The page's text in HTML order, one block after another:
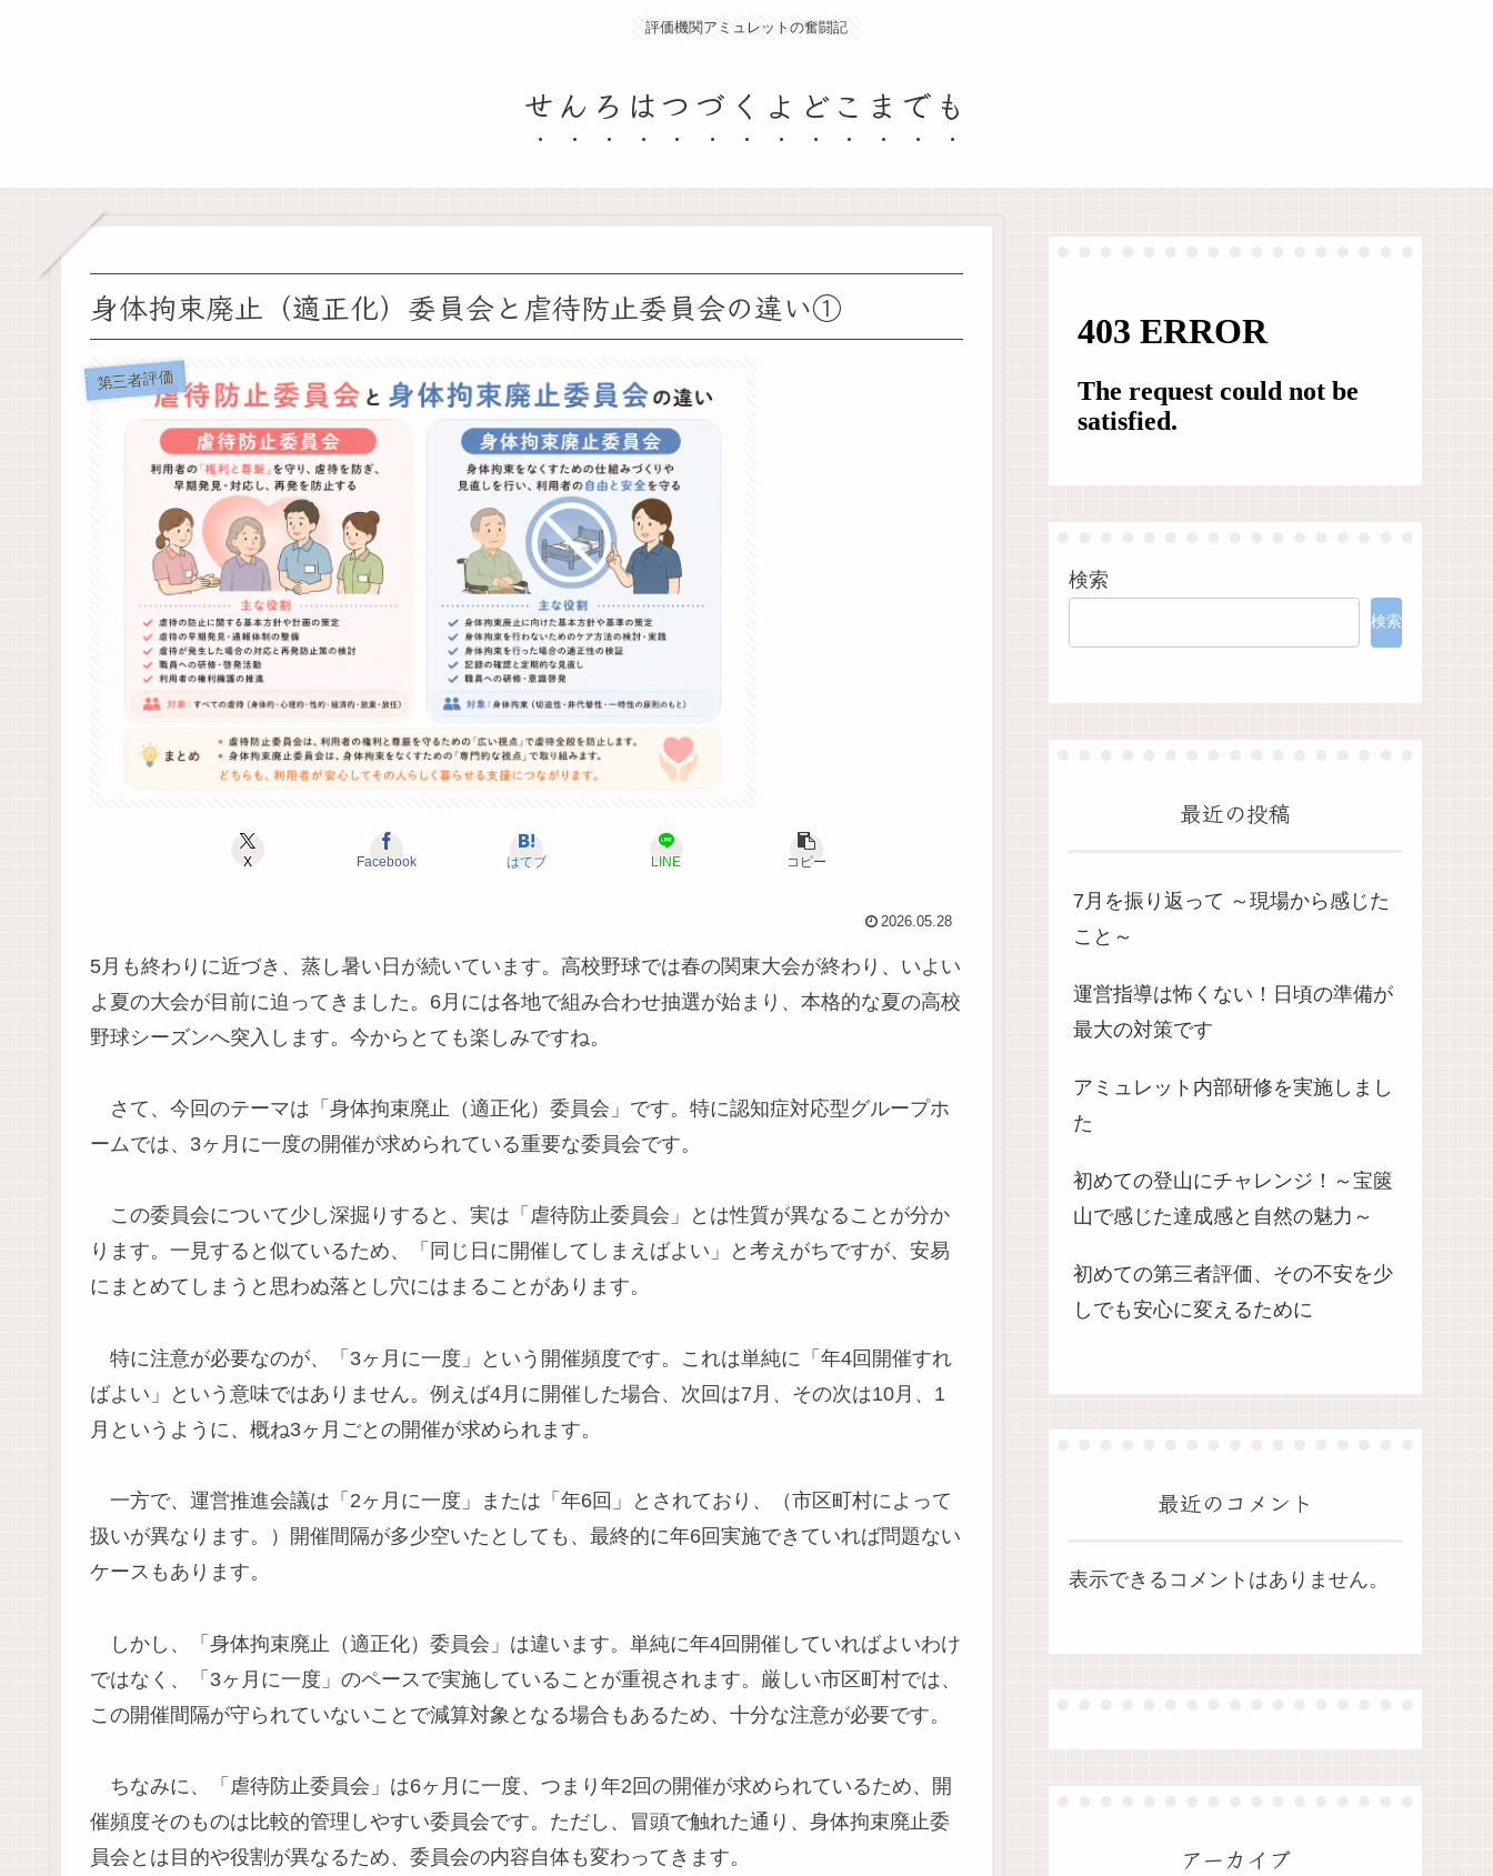
評価機関アミュレットの奮闘記
せんろはつづくよどこまでも
身体拘束廃止（適正化）委員会と虐待防止委員会の違い①
第三者評価
X Facebook はてブ LINE コピー
2026.05.28
5月も終わりに近づき、蒸し暑い日が続いています。高校野球では春の関東大会が終わり、いよい
よ夏の大会が目前に迫ってきました。6月には各地で組み合わせ抽選が始まり、本格的な夏の高校
野球シーズンへ突入します。今からとても楽しみですね。
さて、今回のテーマは「身体拘束廃止（適正化）委員会」です。特に認知症対応型グループホ
ームでは、3ヶ月に一度の開催が求められている重要な委員会です。
この委員会について少し深掘りすると、実は「虐待防止委員会」とは性質が異なることが分か
ります。一見すると似ているため、「同じ日に開催してしまえばよい」と考えがちですが、安易
にまとめてしまうと思わぬ落とし穴にはまることがあります。
特に注意が必要なのが、「3ヶ月に一度」という開催頻度です。これは単純に「年4回開催すれ
ばよい」という意味ではありません。例えば4月に開催した場合、次回は7月、その次は10月、1
月というように、概ね3ヶ月ごとの開催が求められます。
一方で、運営推進会議は「2ヶ月に一度」または「年6回」とされており、（市区町村によって
扱いが異なります。）開催間隔が多少空いたとしても、最終的に年6回実施できていれば問題ない
ケースもあります。
しかし、「身体拘束廃止（適正化）委員会」は違います。単純に年4回開催していればよいわけ
ではなく、「3ヶ月に一度」のペースで実施していることが重視されます。厳しい市区町村では、
この開催間隔が守られていないことで減算対象となる場合もあるため、十分な注意が必要です。
ちなみに、「虐待防止委員会」は6ヶ月に一度、つまり年2回の開催が求められているため、開
催頻度そのものは比較的管理しやすい委員会です。ただし、冒頭で触れた通り、身体拘束廃止委
員会とは目的や役割が異なるため、委員会の内容自体も変わってきます。
検索
検索
最近の投稿
7月を振り返って ～現場から感じた
こと～
運営指導は怖くない！日頃の準備が
最大の対策です
アミュレット内部研修を実施しまし
た
初めての登山にチャレンジ！～宝篋
山で感じた達成感と自然の魅力～
初めての第三者評価、その不安を少
しでも安心に変えるために
最近のコメント
表示できるコメントはありません。
アーカイブ